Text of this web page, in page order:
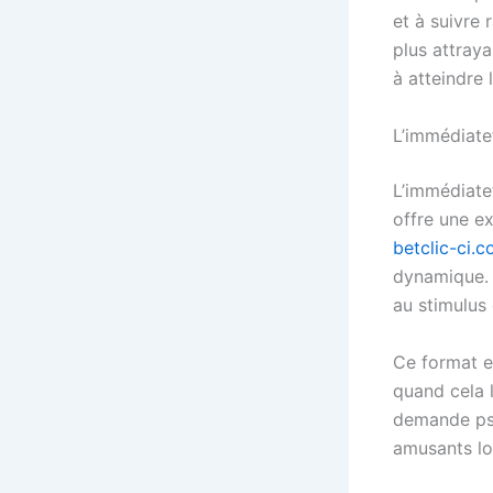
et à suivre
plus
à atteindre
offre une
betclic-
au
Ce format
quand cela
demande
amusants